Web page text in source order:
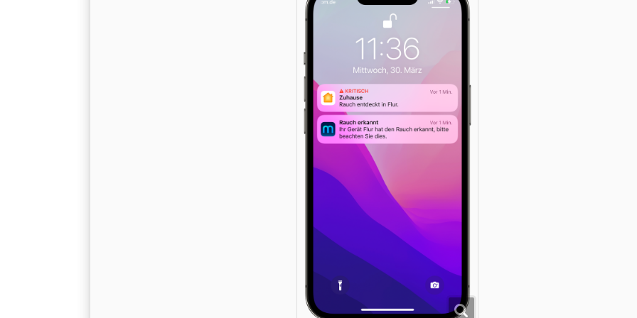
von 46,56 € bietet Meross hier im Bereich der smarten
Auswahl. Auf der sicheren Seite, dank der Zertifizierung nach der
14604 für „Rauchwarnmelder“, bist Du auf alle Fälle. Wer
Rauchmelder hat, bekommt dank Community-Code
Der BeitragMeross Rauchmelder: Erforderlicher Mini-Hub ist zu
aufSmartApfel.de